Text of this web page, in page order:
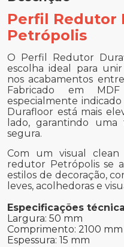
Perfil Redutor
Petrópolis
O Perfil Redutor
escolha ideal para
nos acabamentos
Fabricado em
especialmente
Durafloor está mais
lado, garantindo uma
segura.
Com um visual clean
redutor Petrópolis se
estilos de decoração,
leves, acolhedoras e
Especificações
Largura: 50 mm
Comprimento: 2100 mm
Espessura: 15 mm